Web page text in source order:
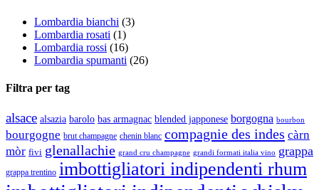
Lombardia bianchi (3)
Lombardia rosati (1)
Lombardia rossi (16)
Lombardia spumanti (26)
Filtra per tag
alsace alsazia barolo bas armagnac blended japponese borgogna bourbon
bourgogne brut champagne chenin blanc compagnie des indes càrn
mòr fivi glenallachie grand cru champagne grandi formati italia vino grappa
grappa trentino imbottigliatori indipendenti rhum